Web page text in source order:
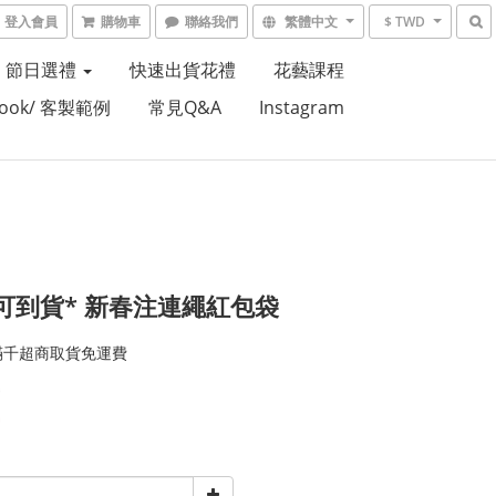
登入會員 購物車 聯絡我們 繁體中文 $ TWD
節日選禮 快速出貨花禮
花藝課程
客製範例
常見Q&A Instagram
到貨* 新春注連繩紅包袋
超商取貨免運費